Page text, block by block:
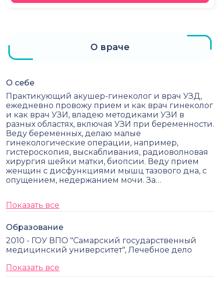
О враче
О себе
Практикующий акушер-гинеколог и врач УЗД,
ежедневно провожу прием и как врач гинеколог
и как врач УЗИ, владею методиками УЗИ в
разных областях, включая УЗИ при беременности.
Веду беременных, делаю малые
гинекологические операции, например,
гистероскопия, выскабливания, радиоволновая
хирургия шейки матки, биопсии. Веду прием
женщин с дисфункциями мышц тазового дна, с
опущением, недержанием мочи. За…
Показать все
Образование
2010 - ГОУ ВПО "Самарский государственный
медицинский университет", Лечебное дело
Показать все